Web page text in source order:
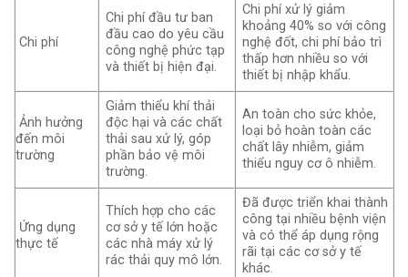
Chi phí
Chi phí đầu tư ban
đầu cao do yêu cầu
công nghệ phức tạp
và thiết bị hiện đại.
Chi phí xử lý giảm
khoảng 40% so với công
nghệ đốt, chi phí bảo trì
thấp hơn nhiều so với
thiết bị nhập khẩu.
Ảnh hưởng
đến môi
trường
Giảm thiểu khí thải
độc hại và các chất
thải sau xử lý, góp
phần bảo vệ môi
trường.
An toàn cho sức khỏe,
loại bỏ hoàn toàn các
chất lây nhiễm, giảm
thiểu nguy cơ ô nhiễm.
Ứng dụng
thực tế
Thích hợp cho các
cơ sở y tế lớn hoặc
các nhà máy xử lý
rác thải quy mô lớn.
Đã được triển khai thành
công tại nhiều bệnh viện
và có thể áp dụng rộng
rãi tại các cơ sở y tế
khác.